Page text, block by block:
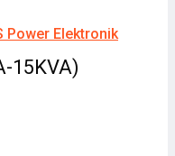
Power Elektronik
15KVA)